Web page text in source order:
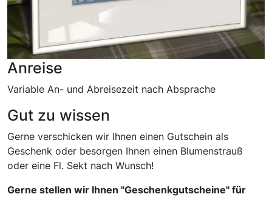
Anreise
Variable An- und Abreisezeit nach Absprache
Gut zu wissen
Gerne verschicken wir Ihnen einen Gutschein als
Geschenk oder besorgen Ihnen einen Blumenstrauß
oder eine Fl. Sekt nach Wunsch!
Gerne stellen wir Ihnen "Geschenkgutscheine" für